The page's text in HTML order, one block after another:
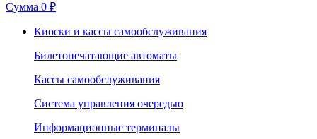
Сумма 0 ₽
Киоски и кассы самообслуживания
Билетопечатающие автоматы
Кассы самообслуживания
Система управления очередью
Информационные терминалы